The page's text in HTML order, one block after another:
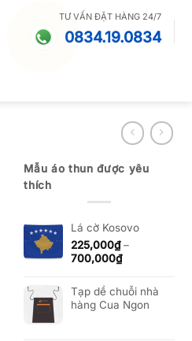
TƯ VẤN ĐẶT HÀNG 24/7
0834.19.0834
Mẫu áo thun được yêu
thích
Lá cờ Kosovo
225,000₫ –
700,000₫Khoảng
từ
225,000₫
đến
Tạp dề chuỗi nhà
hàng Cua Ngon